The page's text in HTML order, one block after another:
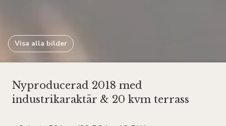
Visa alla bilder
Nyproducerad 2018 med
industrikaraktär & 20 kvm terrass